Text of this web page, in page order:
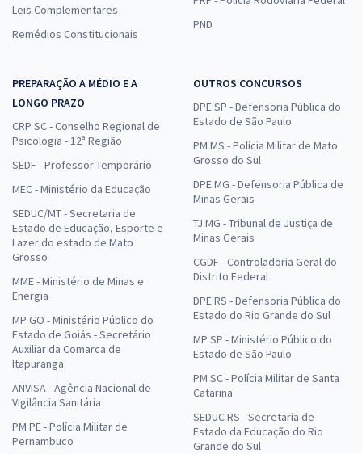
Leis Complementares
Remédios Constitucionais
PND
PREPARAÇÃO A MÉDIO E A
LONGO PRAZO
CRP SC - Conselho Regional de
Psicologia - 12ª Região
SEDF - Professor Temporário
MEC - Ministério da Educação
SEDUC/MT - Secretaria de
Estado de Educação, Esporte e
Lazer do estado de Mato
Grosso
MME - Ministério de Minas e
Energia
MP GO - Ministério Público do
Estado de Goiás - Secretário
Auxiliar da Comarca de
Itapuranga
ANVISA - Agência Nacional de
Vigilância Sanitária
PM PE - Polícia Militar de
Pernambuco
OUTROS CONCURSOS
DPE SP - Defensoria Pública do
Estado de São Paulo
PM MS - Polícia Militar de Mato
Grosso do Sul
DPE MG - Defensoria Pública de
Minas Gerais
TJ MG - Tribunal de Justiça de
Minas Gerais
CGDF - Controladoria Geral do
Distrito Federal
DPE RS - Defensoria Pública do
Estado do Rio Grande do Sul
MP SP - Ministério Público do
Estado de São Paulo
PM SC - Polícia Militar de Santa
Catarina
SEDUC RS - Secretaria de
Estado da Educação do Rio
Grande do Sul